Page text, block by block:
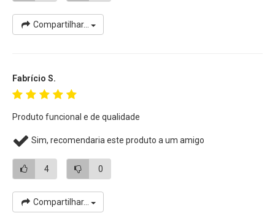
Compartilhar...
Fabrício S.
Produto funcional e de qualidade
Sim, recomendaria este produto a um amigo
4 0
Compartilhar...